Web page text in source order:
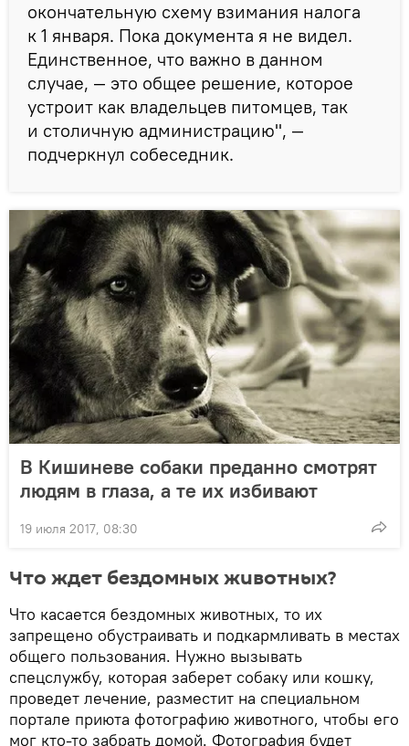
окончательную схему взимания налога
к 1 января. Пока документа я не видел.
Единственное, что важно в данном
случае, — это общее решение, которое
устроит как владельцев питомцев, так
и столичную администрацию", —
подчеркнул собеседник.
В Кишиневе собаки преданно смотрят
людям в глаза, а те их избивают
19 июля 2017, 08:30
Что ждет бездомных животных?
Что касается бездомных животных, то их
запрещено обустраивать и подкармливать в местах
общего пользования. Нужно вызывать
спецслужбу, которая заберет собаку или кошку,
проведет лечение, разместит на специальном
портале приюта фотографию животного, чтобы его
мог кто-то забрать домой. Фотография будет